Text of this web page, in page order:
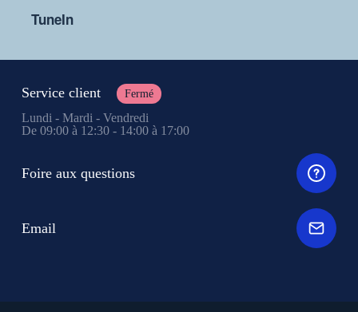
TuneIn
Service client Fermé
Lundi - Mardi - Vendredi
De 09:00 à 12:30 - 14:00 à 17:00
Foire aux questions
Email